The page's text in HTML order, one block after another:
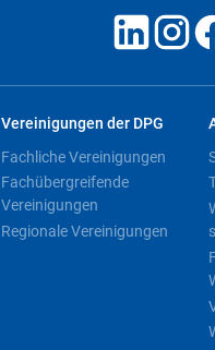
Vereinigungen der DPG
Fachliche Vereinigungen
Fachübergreifende
Vereinigungen
Regionale Vereinigungen